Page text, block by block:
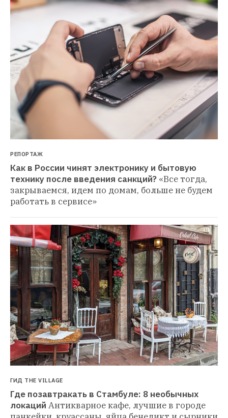
РЕПОРТАЖ
Как в России чинят электронику и бытовую
технику после введения санкций? «Все тогда,
закрываемся, идем по домам, больше не будем
работать в сервисе»
ГИД THE VILLAGE
Где позавтракать в Стамбуле: 8 необычных
локаций Антикварное кафе, лучшие в городе